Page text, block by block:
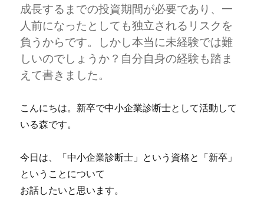
成長するまでの投資期間が必要であり、一
人前になったとしても独立されるリスクを
負うからです。しかし本当に未経験では難
しいのでしょうか？自分自身の経験も踏ま
えて書きました。
こんにちは。新卒で中小企業診断士として活動して
いる森です。
今日は、「中小企業診断士」という資格と「新卒」
ということについて
お話したいと思います。